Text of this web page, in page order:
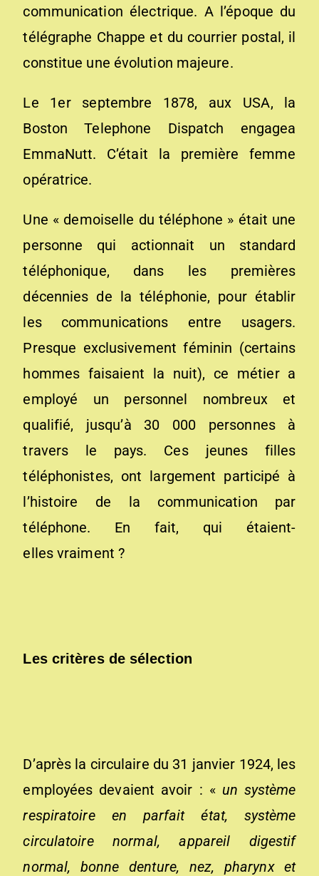
communication électrique. A l’époque du
télégraphe Chappe et du courrier postal, il
constitue une évolution majeure.
Le 1er septembre 1878, aux USA, la
Boston Telephone Dispatch engagea
EmmaNutt. C’était la première femme
opératrice.
Une « demoiselle du téléphone » était une
personne qui actionnait un standard
téléphonique, dans les premières
décennies de la téléphonie, pour établir
les communications entre usagers.
Presque exclusivement féminin (certains
hommes faisaient la nuit), ce métier a
employé un personnel nombreux et
qualifié, jusqu’à 30 000 personnes à
travers le pays. Ces jeunes filles
téléphonistes, ont largement participé à
l’histoire de la communication par
téléphone. En fait, qui étaient-
elles vraiment ?
Les critères de sélection
D’après la circulaire du 31 janvier 1924, les
employées devaient avoir : « un système
respiratoire en parfait état, système
circulatoire normal, appareil digestif
normal, bonne denture, nez, pharynx et